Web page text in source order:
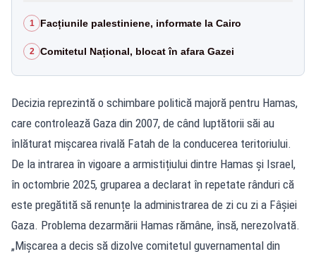
1 Facțiunile palestiniene, informate la Cairo
2 Comitetul Național, blocat în afara Gazei
Decizia reprezintă o schimbare politică majoră pentru Hamas,
care controlează Gaza din 2007, de când luptătorii săi au
înlăturat mișcarea rivală Fatah de la conducerea teritoriului.
De la intrarea în vigoare a armistițiului dintre Hamas și Israel,
în octombrie 2025, gruparea a declarat în repetate rânduri că
este pregătită să renunțe la administrarea de zi cu zi a Fâșiei
Gaza. Problema dezarmării Hamas rămâne, însă, nerezolvată.
„Mișcarea a decis să dizolve comitetul guvernamental din